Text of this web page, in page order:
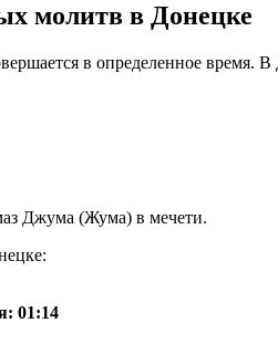
молитв в Донецке
в определенное время.
Джума (Жума) в мечети.
01:14